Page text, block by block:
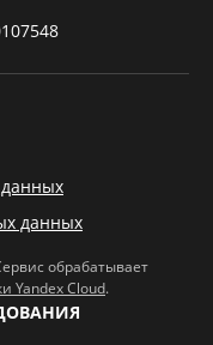
данных
обрабатывает
Yandex Cloud.